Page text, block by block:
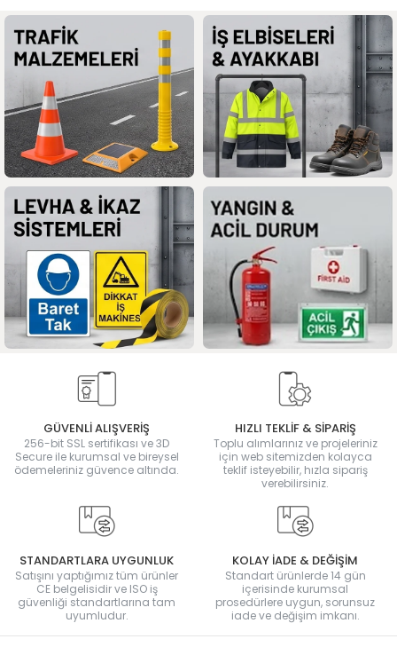
GÜVENLİ ALIŞVERİŞ
256-bit SSL sertifikası ve 3D
Secure ile kurumsal ve bireysel
ödemeleriniz güvence altında.
HIZLI TEKLİF & SİPARİŞ
Toplu alımlarınız ve projeleriniz
için web sitemizden kolayca
teklif isteyebilir, hızla sipariş
verebilirsiniz.
STANDARTLARA UYGUNLUK
Satışını yaptığımız tüm ürünler
CE belgelisidir ve ISO iş
güvenliği standartlarına tam
uyumludur.
KOLAY İADE & DEĞİŞİM
Standart ürünlerde 14 gün
içerisinde kurumsal
prosedürlere uygun, sorunsuz
iade ve değişim imkanı.